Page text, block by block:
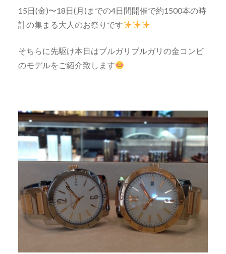
15日(金)〜18日(月)までの4日間開催で約1500本の時
計の集まる大人のお祭りです
そちらに先駆け本日はブルガリブルガリの金コンビ
のモデルをご紹介致します